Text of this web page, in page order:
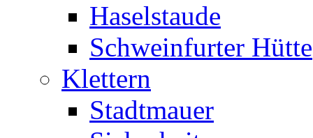
Haselstaude
Schweinfurter Hütte
Klettern
Stadtmauer